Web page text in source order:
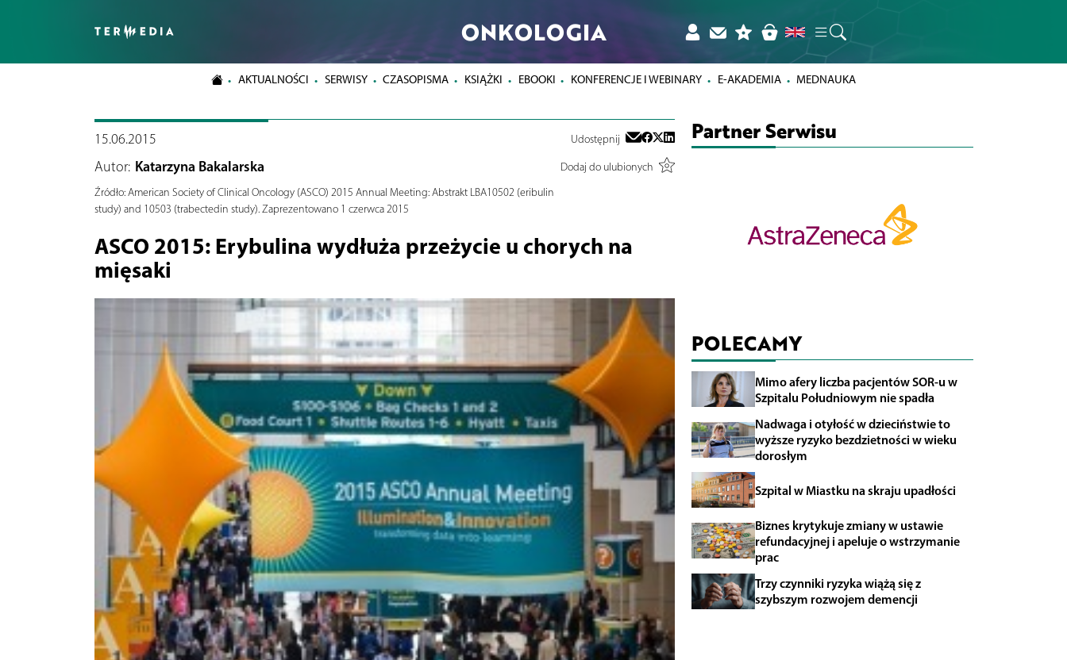
ONKOLOGIA
AKTUALNOŚCI SERWISY CZASOPISMA KSIĄŻKI EBOOKI KONFERENCJE I WEBINARY E-AKADEMIA MEDNAUKA
15.06.2015 Udostępnij
Autor: Katarzyna Bakalarska
Dodaj do ulubionych
Źródło:American Society of Clinical Oncology (ASCO) 2015 Annual Meeting: Abstrakt LBA10502 (eribulin
study) and 10503 (trabectedin study). Zaprezentowano 1 czerwca 2015
ASCO 2015: Erybulina wydłuża przeżycie u chorych na
mięsaki
Partner Serwisu
POLECAMY
Mimo afery liczba pacjentów SOR-u w
Szpitalu Południowym nie spadła
Nadwaga i otyłość w dzieciństwie to
wyższe ryzyko bezdzietności w wieku
dorosłym
Szpital w Miastku na skraju upadłości
Biznes krytykuje zmiany w ustawie
refundacyjnej i apeluje o wstrzymanie
prac
Trzy czynniki ryzyka wiążą się z
szybszym rozwojem demencji